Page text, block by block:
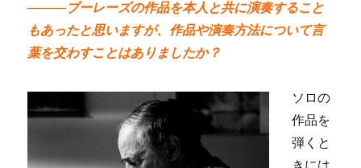
―――ブーレーズの作品を本人と共に演奏すること
もあったと思いますが、作品や演奏方法について言
葉を交わすことはありましたか？
ソロの
作品を
弾くと